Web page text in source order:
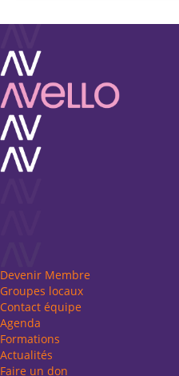
Devenir Membre
Groupes locaux
Contact équipe
Agenda
Formations
Actualités
Faire un don